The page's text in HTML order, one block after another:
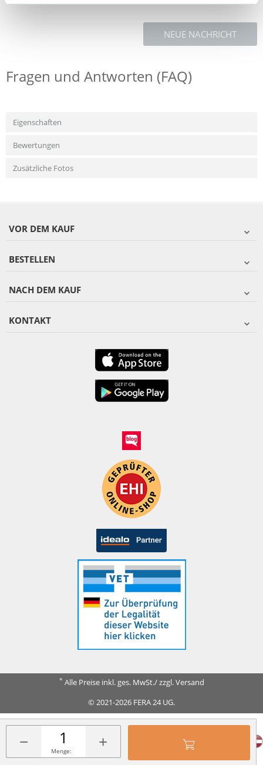
− +
Menge:
NEUE NACHRICHT
Fragen und Antworten (FAQ)
Eigenschaften
Bewertungen
Zusätzliche Fotos
VOR DEM KAUF
BESTELLEN
NACH DEM KAUF
KONTAKT
* Alle Preise inkl. ges. MwSt./ zzgl. Versand
© 2021-2026 FERA 24 UG.
FERA INTERNATIONAL: